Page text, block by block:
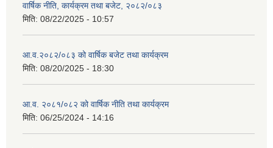
वार्षिक नीति, कार्यक्रम तथा बजेट, २०८२/०८३
मिति: 08/22/2025 - 10:57
आ.व.२०८२/०८३ को वार्षिक बजेट तथा कार्यक्रम
मिति: 08/20/2025 - 18:30
आ.व. २०८१/०८२ को वार्षिक नीति तथा कार्यक्रम
मिति: 06/25/2024 - 14:16